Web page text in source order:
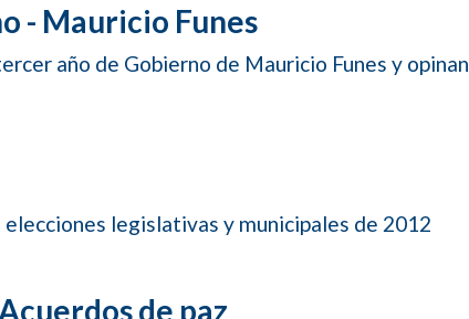
- Mauricio Funes
año de Gobierno de Mauricio Funes y opinan
legislativas y municipales de 2012
de paz